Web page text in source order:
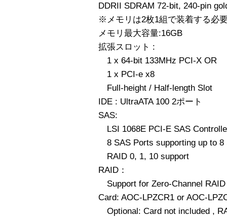
DDRII SDRAM 72-bit, 240-pin
※メモリは2枚1組で装着する必
メモリ最大容量:16GB
拡張スロット :
1 x 64-bit 133MHz PCI-X OR
1 x PCI-e x8
Full-height / Half-length Slot
IDE : UltraATA 100 2ポート
SAS:
LSI 1068E PCI-E SAS
8 SAS Ports supporting up to 8
RAID 0, 1, 10 support
RAID：
Support for Zero-Channel
Card: AOC-LPZCR1 or AOC-
Optional: Card not included ,